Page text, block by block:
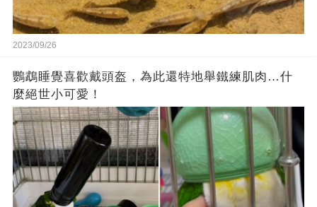
2023/09/26
鸚鵡睡覺喜歡戴頭盔，為此還特地舉鐵練肌肉…什
麼絕世小可愛！